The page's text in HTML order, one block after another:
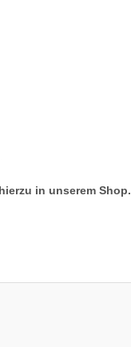
in unserem Shop.